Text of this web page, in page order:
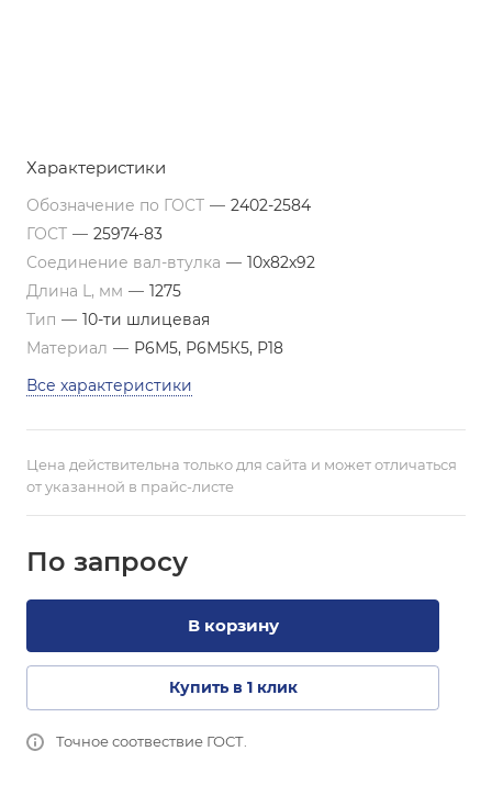
Характеристики
Обозначение по ГОСТ — 2402-2584
ГОСТ — 25974-83
Соединение вал-втулка — 10х82х92
Длина L, мм — 1275
Тип — 10-ти шлицевая
Материал — Р6М5, Р6М5К5, Р18
Все характеристики
Цена действительна только для сайта и может отличаться
от указанной в прайс-листе
По запросу
В корзину
Купить в 1 клик
Точное соотвествие ГОСТ.